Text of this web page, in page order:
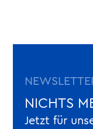
NICHTS
Jetzt für